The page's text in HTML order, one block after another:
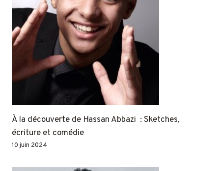
À la découverte de Hassan Abbazi : Sketches,
écriture et comédie
10 juin 2024